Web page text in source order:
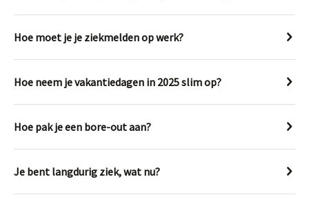
Hoe moet je je ziekmelden op werk?
Hoe neem je vakantiedagen in 2025 slim op?
Hoe pak je een bore-out aan?
Je bent langdurig ziek, wat nu?